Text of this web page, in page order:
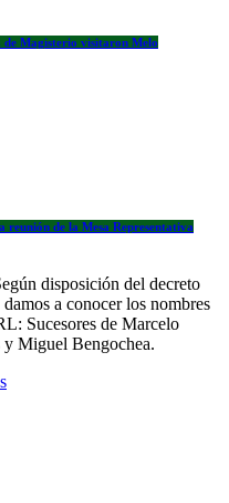
de Magisterio visitaron Melo
reunión de la Mesa Representativa
disposición del decreto
a conocer los nombres
Sucesores de Marcelo
y Miguel Bengochea.